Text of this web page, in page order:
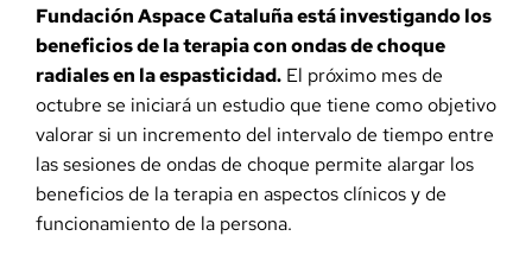
Fundación Aspace Cataluña está investigando los
beneficios de la terapia con ondas de choque
radiales en la espasticidad.El próximo mes de
octubre se iniciará un estudio que tiene como objetivo
valorar si un incremento del intervalo de tiempo entre
las sesiones de ondas de choque permite alargar los
beneficios de la terapia en aspectos clínicos y de
funcionamiento de la persona.